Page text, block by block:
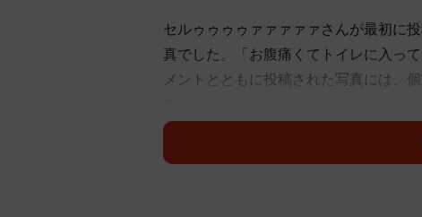
セルゥゥゥゥァァァァァさんが最初に
真でした。「お腹痛くてトイレに入っ
メントとともに投稿された写真には、
この日の詳しい状況について、セルゥ